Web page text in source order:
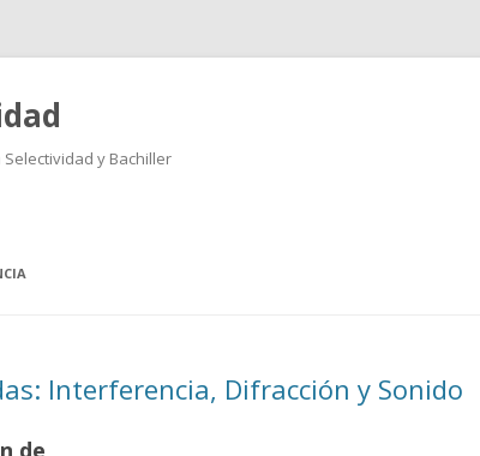
y Bachiller
Interferencia, Difracción y Sonido
de